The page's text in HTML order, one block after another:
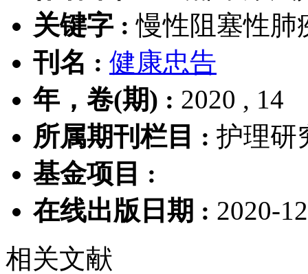
关键字 :慢性阻塞性肺
刊名 : 健康忠告
年，卷(期) : 2020 , 14
所属期刊栏目 : 护理研
基金项目 :
在线出版日期 : 2020-
相关文献